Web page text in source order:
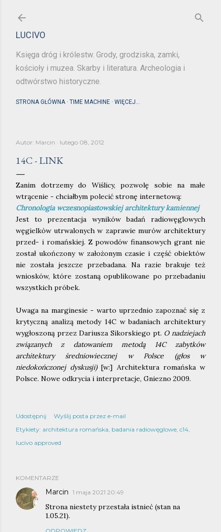
LUCIVO
Księga dróg i królestw. Grody, grodziska, zamki,
kościoły i muzea. Skarby i literatura. Archeologia i
odtwórstwo historyczne.
STRONA GŁÓWNA TIME MACHINE WIĘCEJ…
Autor: Marcin lutego 08, 2012
14C - LINK
Zanim dotrzemy do Wiślicy, pozwolę sobie na małe
wtrącenie - chciałbym polecić stronę internetową:
Chronologia wczesnopiastowskiej architektury kamiennej
Jest to prezentacja wyników badań radiowęglowych
węgielków utrwalonych w zaprawie murów architektury
przed- i romańskiej. Z powodów finansowych grant nie
został ukończony w założonym czasie i część obiektów
nie została jeszcze przebadana. Na razie brakuje też
wniosków, które zostaną opublikowane po przebadaniu
wszystkich próbek.
Uwaga na marginesie - warto uprzednio zapoznać się z
krytyczną analizą metody 14C w badaniach architektury
wygłoszoną przez Dariusza Sikorskiego pt. O nadziejach
związanych z datowaniem metodą 14C zabytków
architektury średniowiecznej w Polsce (głos w
niedokończonej dyskusji)[w:] Architektura romańska w
Polsce. Nowe odkrycia i interpretacje, Gniezno 2009.
Udostępnij
Wyślij posta przez e-mail
Etykiety: architektura romańska badania radiowęglowe c14
lucivo approved
KOMENTARZE
Marcin 1 maja 2021 20:49
Strona niestety przestała istnieć (stan na
1.05.21).